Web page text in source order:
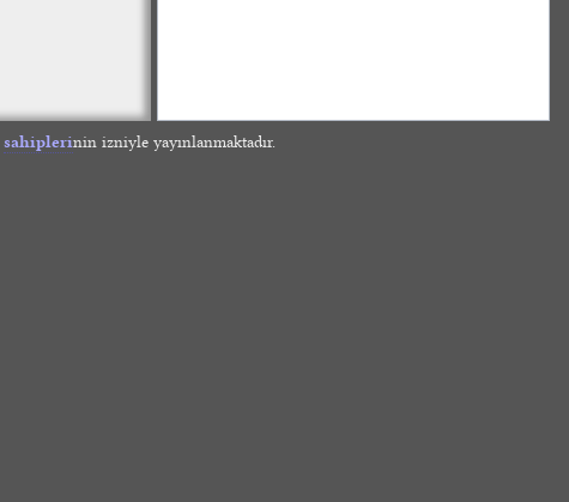
sahiplerinin izniyle yayınlanmaktadır.